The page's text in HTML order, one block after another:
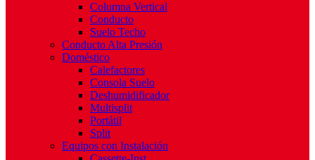
Columna Vertical
Conducto
Suelo Techo
Conducto Alta Presión
Doméstico
Calefactores
Consola Suelo
Deshumidificador
Multisplit
Portátil
Split
Equipos con Instalación